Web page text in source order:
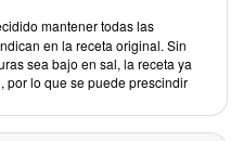
mantener todas las
en la receta original. Sin
sea bajo en sal, la receta ya
por lo que se puede prescindir